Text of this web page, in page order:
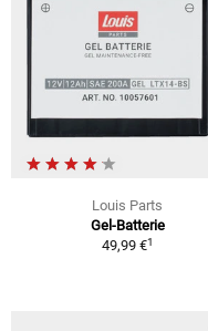
Louis Parts
Gel-Batterie
49,99 €1